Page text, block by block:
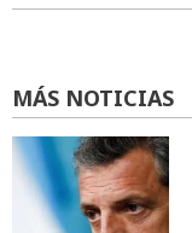
MÁS NOTICIAS